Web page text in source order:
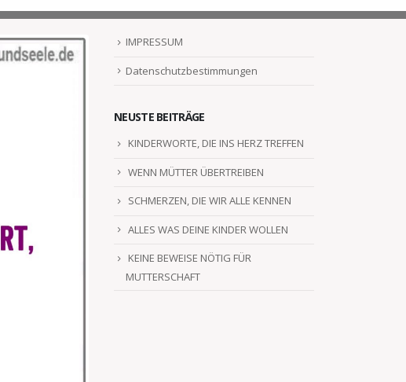
IMPRESSUM
Datenschutzbestimmungen
NEUSTE BEITRÄGE
KINDERWORTE, DIE INS HERZ TREFFEN
WENN MÜTTER ÜBERTREIBEN
SCHMERZEN, DIE WIR ALLE KENNEN
ALLES WAS DEINE KINDER WOLLEN
KEINE BEWEISE NÖTIG FÜR
MUTTERSCHAFT